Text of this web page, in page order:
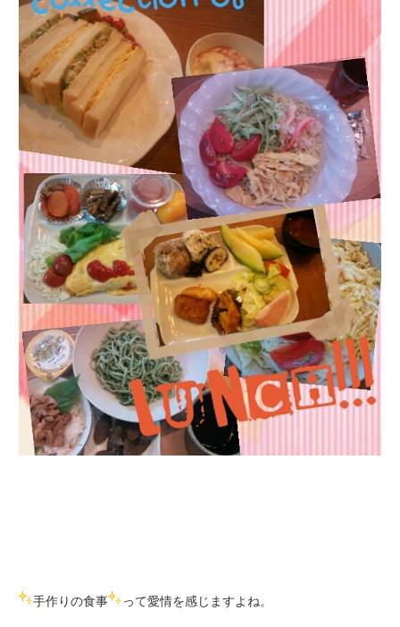
手作りの食事 って愛情を感じますよね。